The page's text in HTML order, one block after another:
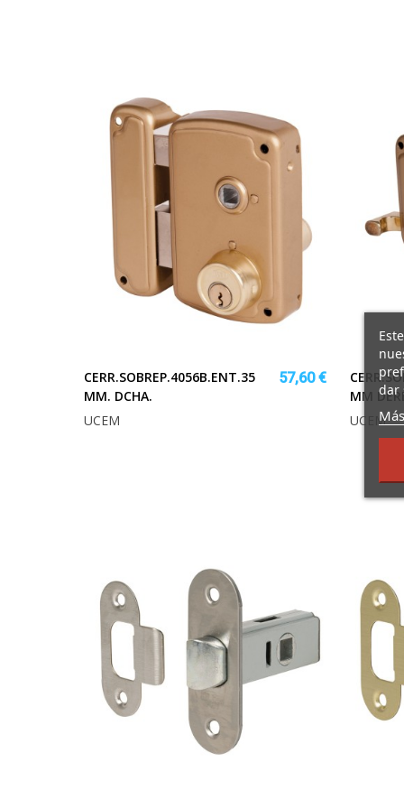
CERR.SOBREP.4056B.ENT.35
MM. DCHA.
57,60 €
UCEM
MM
UCEM
dar